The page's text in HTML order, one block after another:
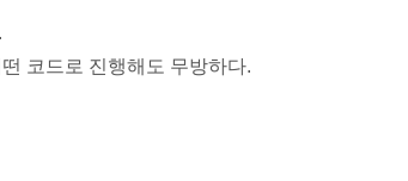
코드로 진행해도 무방하다.